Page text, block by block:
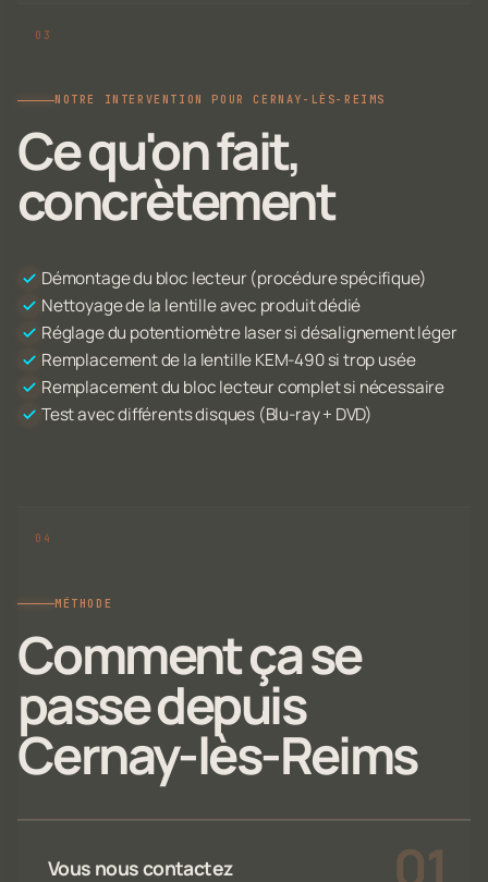
NOTRE INTERVENTION POUR CERNAY-LÈS-REIMS
Ce qu'on fait,
concrètement
Démontage du bloc lecteur (procédure spécifique)
Nettoyage de la lentille avec produit dédié
Réglage du potentiomètre laser si désalignement léger
Remplacement de la lentille KEM-490 si trop usée
Remplacement du bloc lecteur complet si nécessaire
Test avec différents disques (Blu-ray + DVD)
MÉTHODE
Comment ça se
passe depuis
Cernay-lès-Reims
Vous nous contactez